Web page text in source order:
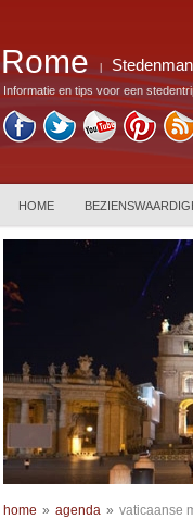
Rome Stedenman
Informatie en tips voor een
HOME
home » agenda » vaticaanse